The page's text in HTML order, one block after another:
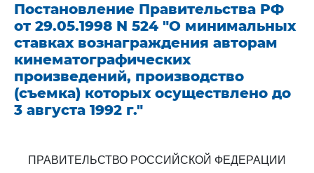
Постановление Правительства РФ
от 29.05.1998 N 524 "О минимальных
ставках вознаграждения авторам
кинематографических
произведений, производство
(съемка) которых осуществлено до
3 августа 1992 г."
ПРАВИТЕЛЬСТВО РОССИЙСКОЙ ФЕДЕРАЦИИ